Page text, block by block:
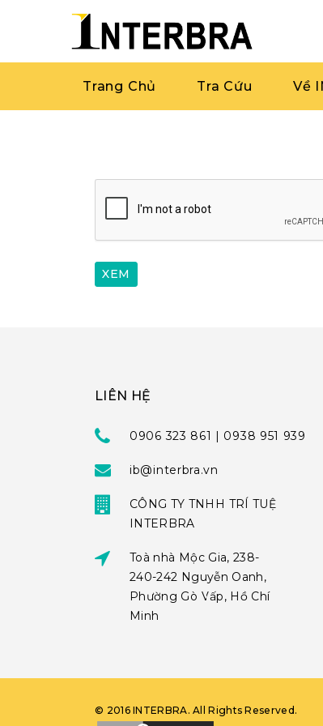
Trang Chủ Tra Cứu Về
LIÊN HỆ
0906 323 861 | 0938 951 939
ib@interbra.vn
CÔNG TY TNHH TRÍ TUỆ
INTERBRA
Toà nhà Mộc Gia, 238-
240-242 Nguyễn Oanh,
Phường Gò Vấp, Hồ Chí
Minh
© 2016 INTERBRA. All Rights Reserved.